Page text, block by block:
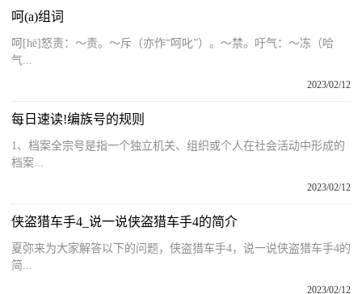
呵(a)组词
呵[hē]怒责：～责。～斥（亦作“呵叱”）。～禁。吁气：～冻（哈
气...
2023/02/12
每日速读!编族号的规则
1、档案全宗号是指一个独立机关、组织或个人在社会活动中形成的
档案...
2023/02/12
侠盗猎车手4_说一说侠盗猎车手4的简介
夏弥来为大家解答以下的问题，侠盗猎车手4，说一说侠盗猎车手4的
简...
2023/02/12